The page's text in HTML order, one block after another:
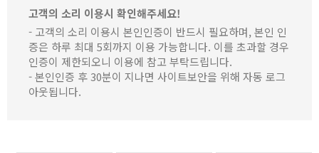
고객의 소리 이용시 확인해주세요!
- 고객의 소리 이용시 본인인증이 반드시 필요하며, 본인 인
증은 하루 최대 5회까지 이용 가능합니다. 이를 초과할 경우
인증이 제한되오니 이용에 참고 부탁드립니다.
- 본인인증 후 30분이 지나면 사이트보안을 위해 자동 로그
아웃됩니다.